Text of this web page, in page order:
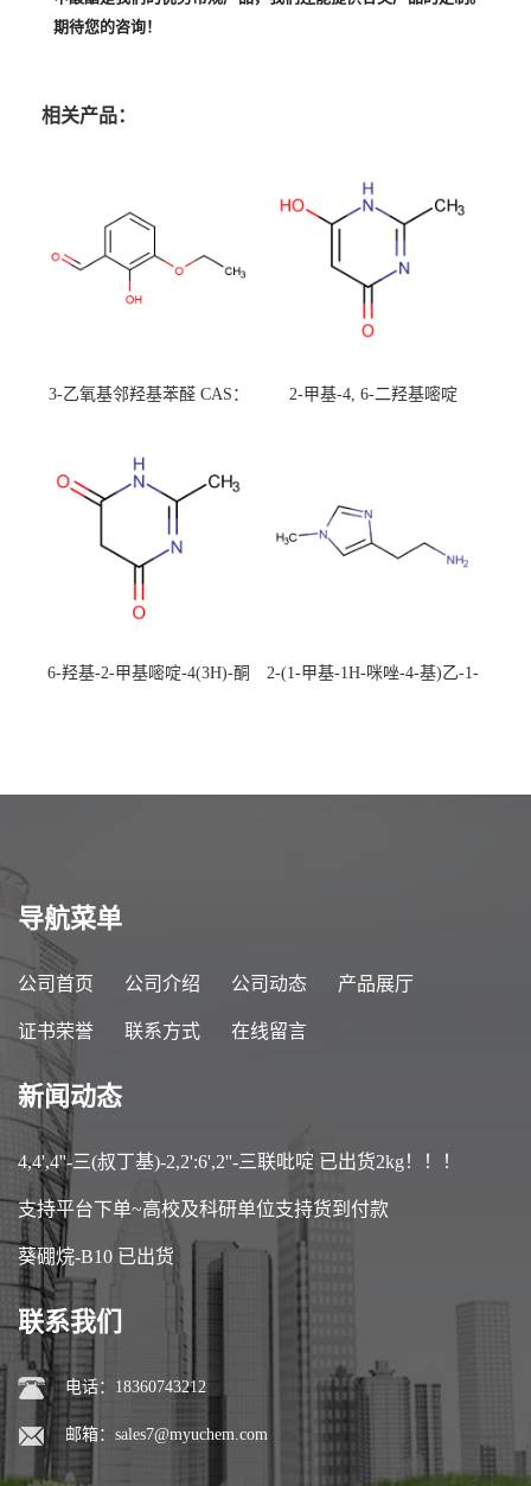
期待您的咨询！
相关产品：
3-乙氧基邻羟基苯醛 CAS：
校可先用后付
2-甲基-4, 6-二羟基嘧啶
6-羟基-2-甲基嘧啶-4(3H)-酮
2-(1-甲基-1H-咪唑-4-基)乙-1-
导航菜单
公司首页 公司介绍 公司动态 产品展厅
证书荣誉 联系方式 在线留言
新闻动态
4,4',4''-三(叔丁基)-2,2':6',2''-三联吡啶 已出货2kg！！！
支持平台下单~高校及科研单位支持货到付款
葵硼烷-B10 已出货
联系我们
电话：18360743212
邮箱： sales7@myuchem.com